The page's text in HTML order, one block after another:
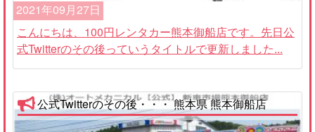
2021年09月27日
こんにちは、100円レンタカー熊本御船店です。先日公
式Twitterのその後っていうタイトルで更新しました...
公式Twitterのその後・・・ 熊本県 熊本御船店